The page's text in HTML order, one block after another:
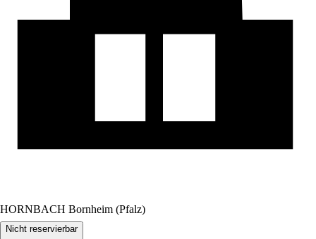
HORNBACH Bornheim (Pfalz)
Nicht reservierbar